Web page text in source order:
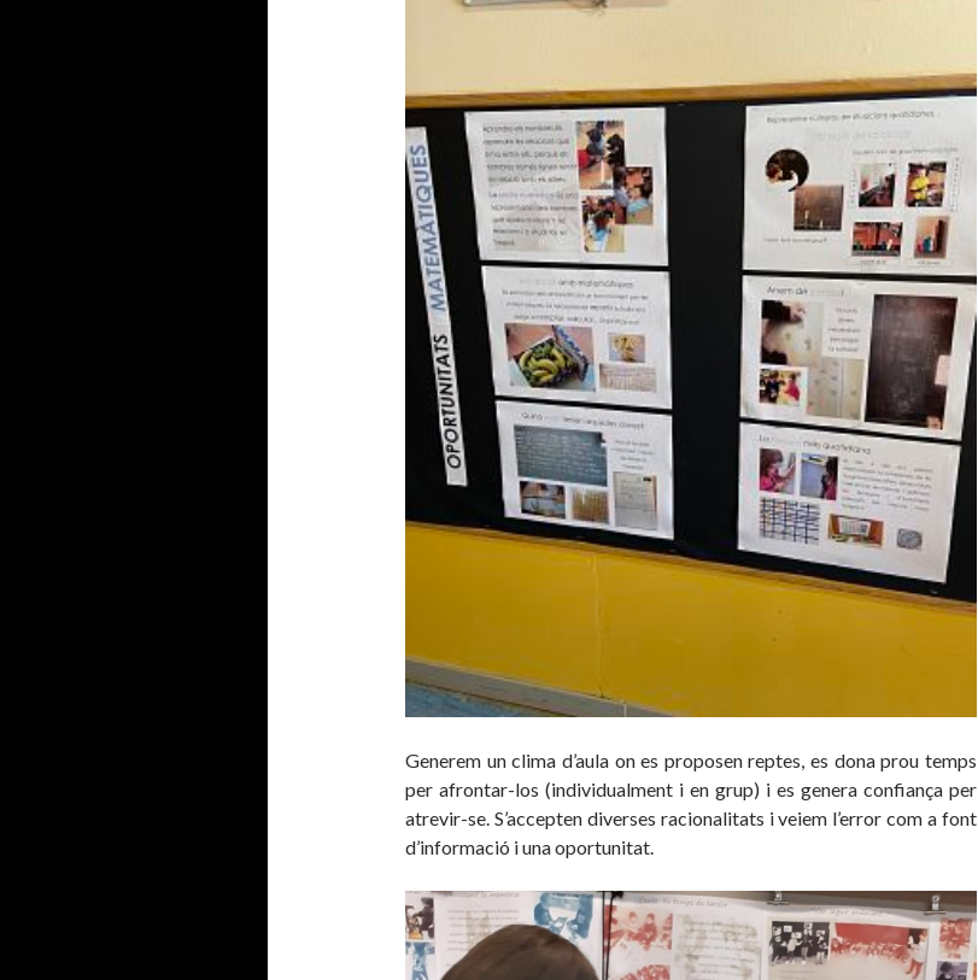
Generem un clima d’aula on es proposen reptes, es dona prou temps
per afrontar-los (individualment i en grup) i es genera confiança per
atrevir-se. S’accepten diverses racionalitats i veiem l’error com a font
d’informació i una oportunitat.